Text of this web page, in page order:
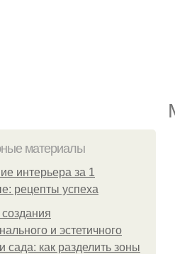
материалы
интерьера за 1
рецепты успеха
и эстетичного
сада: как разделить зоны